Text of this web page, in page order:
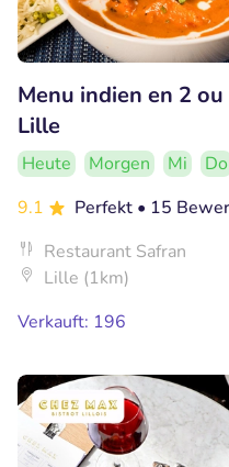
Menu indien en 2
Lille
Heute Morgen Mi Do
9.1
Perfekt • 15
Restaurant Safran
Lille (1km)
Verkauft: 196